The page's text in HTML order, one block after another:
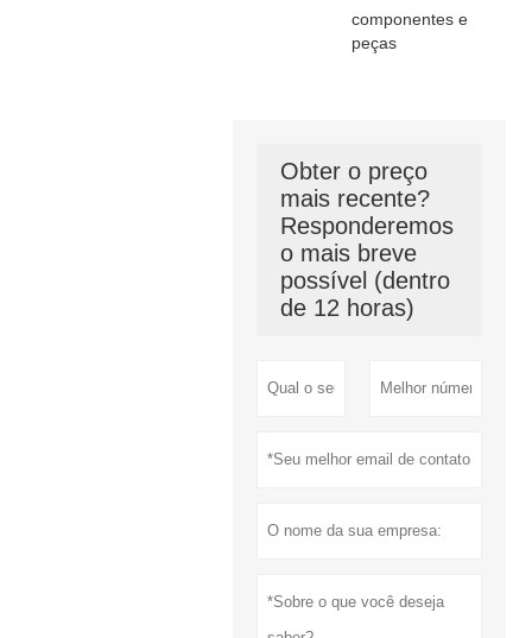
componentes e
peças
Obter o preço
mais recente?
Responderemos
o mais breve
possível (dentro
de 12 horas)